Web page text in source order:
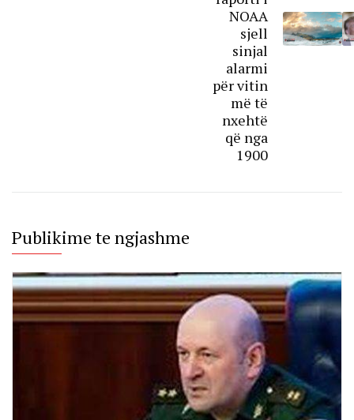
NOAA
sjell
sinjal
alarmi
për vitin
më të
nxehtë
që nga
1900
Publikime te ngjashme